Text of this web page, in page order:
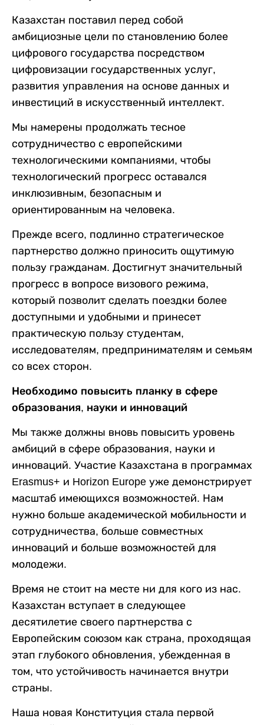
Казахстан поставил перед собой
амбициозные цели по становлению более
цифрового государства посредством
цифровизации государственных услуг,
развития управления на основе данных и
инвестиций в искусственный интеллект.
Мы намерены продолжать тесное
сотрудничество с европейскими
технологическими компаниями, чтобы
технологический прогресс оставался
инклюзивным, безопасным и
ориентированным на человека.
Прежде всего, подлинно стратегическое
партнерство должно приносить ощутимую
пользу гражданам. Достигнут значительный
прогресс в вопросе визового режима,
который позволит сделать поездки более
доступными и удобными и принесет
практическую пользу студентам,
исследователям, предпринимателям и семьям
со всех сторон.
Необходимо повысить планку в сфере
образования, науки и инноваций
Мы также должны вновь повысить уровень
амбиций в сфере образования, науки и
инноваций. Участие Казахстана в программах
Erasmus+ и Horizon Europe уже демонстрирует
масштаб имеющихся возможностей. Нам
нужно больше академической мобильности и
сотрудничества, больше совместных
инноваций и больше возможностей для
молодежи.
Время не стоит на месте ни для кого из нас.
Казахстан вступает в следующее
десятилетие своего партнерства с
Европейским союзом как страна, проходящая
этап глубокого обновления, убежденная в
том, что устойчивость начинается внутри
страны.
Наша новая Конституция стала первой